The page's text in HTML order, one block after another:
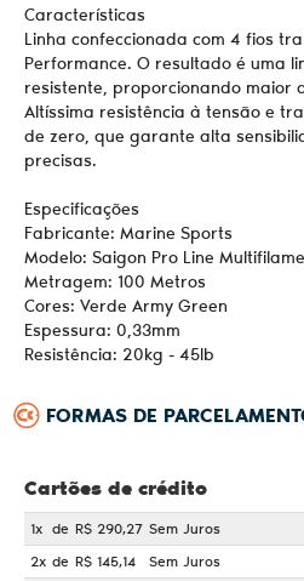
Características
Linha confeccionada com 4 fios
Performance. O resultado é uma
resistente, proporcionando maior
Altíssima resistência à tensão e
de zero, que garante alta
precisas.
Especificações
Fabricante: Marine Sports
Modelo: Saigon Pro Line
Metragem: 100 Metros
Cores: Verde Army Green
Espessura: 0,33mm
Resistência: 20kg - 45lb
FORMAS DE
Cartões de crédito
1x de R$ 290,27 Sem Juros
2x de R$ 145,14 Sem Juros